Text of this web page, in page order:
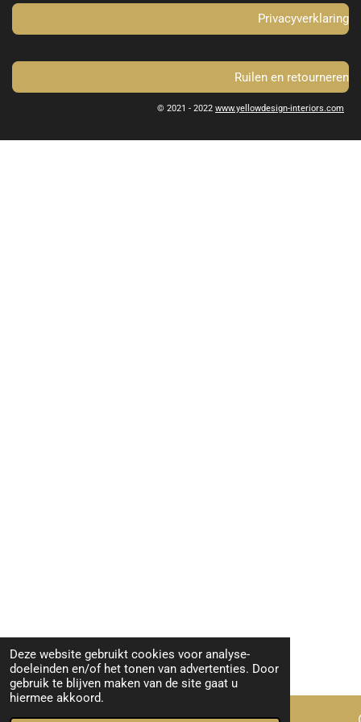
Deze website gebruikt cookies voor analyse-
doeleinden en/of het tonen van advertenties. Door
gebruik te blijven maken van de site gaat u
hiermee akkoord.
Privacyverklaring
Ruilen en retourneren
© 2021 - 2022 www.yellowdesign-interiors.com